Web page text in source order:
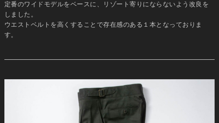
定番のワイドモデルをベースに、リゾート寄りにならないよう改良を
しました。
ウエストベルトを高くすることで存在感のある１本となっておりま
す。